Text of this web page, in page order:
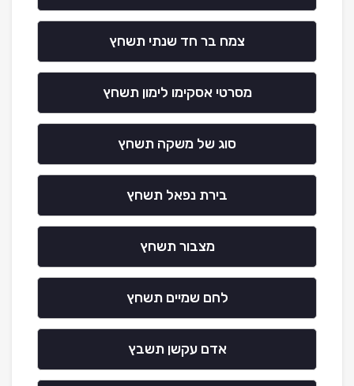
צמח בר חד שנתי תשחץ
מסרטי אסקימו לימון תשחץ
סוג של משקה תשחץ
בירת נפאל תשחץ
מצבור תשחץ
לחם שמיים תשחץ
אדם עקשן תשבץ